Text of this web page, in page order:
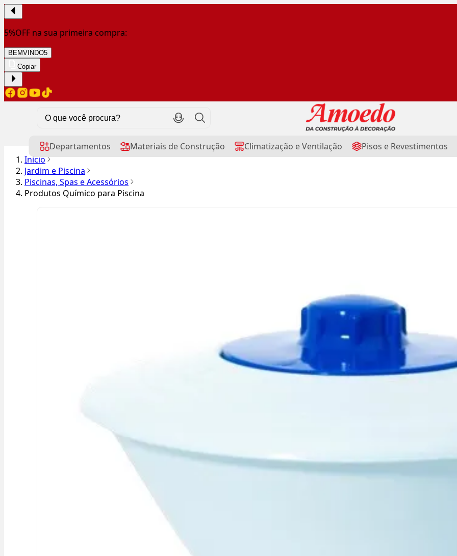
5%OFF na sua primeira compra:
BEMVINDO5
Copiar
Departamentos Materiais de Construção Climatização e Ventilação Pisos e Revestimentos
Início
Jardim e Piscina
Piscinas, Spas e Acessórios
Produtos Químico para Piscina